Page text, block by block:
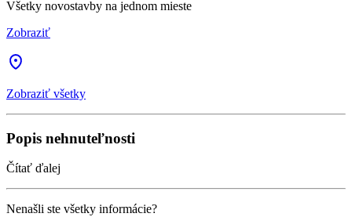
Všetky novostavby na jednom mieste
Zobraziť
Zobraziť všetky
Popis nehnuteľnosti
Čítať ďalej
Nenašli ste všetky informácie?